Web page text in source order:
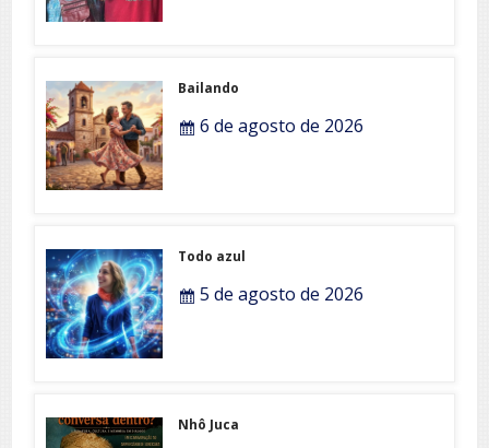
Bailando
6 de agosto de 2026
Todo azul
5 de agosto de 2026
Nhô Juca